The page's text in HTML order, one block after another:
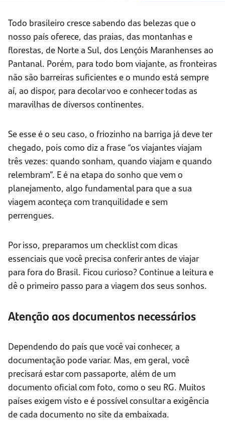
Todo brasileiro cresce sabendo das belezas que o
nosso país oferece, das praias, das montanhas e
florestas, de Norte a Sul, dos Lençóis Maranhenses ao
Pantanal. Porém, para todo bom viajante, as fronteiras
não são barreiras suficientes e o mundo está sempre
aí, ao dispor, para decolar voo e conhecer todas as
maravilhas de diversos continentes.
Se esse é o seu caso, o friozinho na barriga já deve ter
chegado, pois como diz a frase “os viajantes viajam
três vezes: quando sonham, quando viajam e quando
relembram”. E é na etapa do sonho que vem o
planejamento, algo fundamental para que a sua
viagem aconteça com tranquilidade e sem
perrengues.
Por isso, preparamos um checklist com dicas
essenciais que você precisa conferir antes de viajar
para fora do Brasil. Ficou curioso? Continue a leitura e
dê o primeiro passo para a viagem dos seus sonhos.
Atenção aos documentos necessários
Dependendo do país que você vai conhecer, a
documentação pode variar. Mas, em geral, você
precisará estar com passaporte, além de um
documento oficial com foto, como o seu RG. Muitos
países exigem visto e é possível consultar a exigência
de cada documento no site da embaixada.